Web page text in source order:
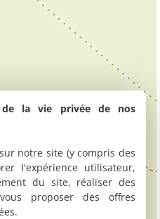
de la vie privée de nos
notre site (y compris des
l'expérience utilisateur,
du site, réaliser des
proposer des offres